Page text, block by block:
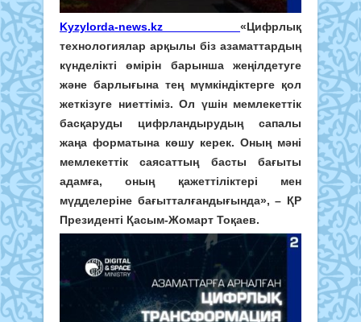
Kyzylorda-news.kz
«Цифрлық
технологиялар арқылы біз азаматтардың
күнделікті өмірін барынша жеңілдетуге
және барлығына тең мүмкіндіктерге қол
жеткізуге ниеттіміз. Ол үшін мемлекеттік
басқаруды цифрландырудың сапалы
жаңа форматына көшу керек. Оның мәні
мемлекеттік саясаттың басты бағыты
адамға, оның қажеттіліктері мен
мүдделеріне бағытталғандығында», – ҚР
Президенті Қасым-Жомарт Тоқаев.